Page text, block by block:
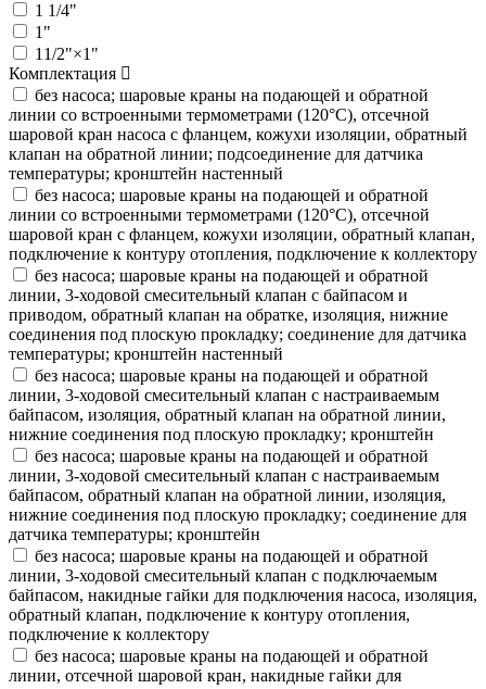
1 1/4"
1"
11/2"×1"
Комплектация
без насоса; шаровые краны на подающей и обратной
линии со встроенными термометрами (120°C), отсечной
шаровой кран насоса с фланцем, кожухи изоляции, обратный
клапан на обратной линии; подсоединение для датчика
температуры; кронштейн настенный
без насоса; шаровые краны на подающей и обратной
линии со встроенными термометрами (120°C), отсечной
шаровой кран с фланцем, кожухи изоляции, обратный клапан,
подключение к контуру отопления, подключение к коллектору
без насоса; шаровые краны на подающей и обратной
линии, 3-ходовой смесительный клапан с байпасом и
приводом, обратный клапан на обратке, изоляция, нижние
соединения под плоскую прокладку; соединение для датчика
температуры; кронштейн настенный
без насоса; шаровые краны на подающей и обратной
линии, 3-ходовой смесительный клапан с настраиваемым
байпасом, изоляция, обратный клапан на обратной линии,
нижние соединения под плоскую прокладку; кронштейн
без насоса; шаровые краны на подающей и обратной
линии, 3-ходовой смесительный клапан с настраиваемым
байпасом, обратный клапан на обратной линии, изоляция,
нижние соединения под плоскую прокладку; соединение для
датчика температуры; кронштейн
без насоса; шаровые краны на подающей и обратной
линии, 3-ходовой смесительный клапан с подключаемым
байпасом, накидные гайки для подключения насоса, изоляция,
обратный клапан, подключение к контуру отопления,
подключение к коллектору
без насоса; шаровые краны на подающей и обратной
линии, отсечной шаровой кран, накидные гайки для